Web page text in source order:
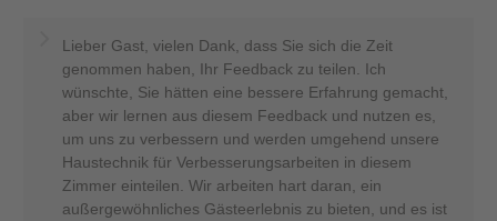
Lieber Gast, vielen Dank, dass Sie sich die Zeit
genommen haben, Ihr Feedback zu teilen. Ich
wünschte, Sie hätten eine bessere Erfahrung gemacht,
aber wir lernen aus diesem Feedback und nutzen es,
um uns zu verbessern und werden umgehend unsere
Haustechnik für Verbesserungsarbeiten in diesem
Zimmer einteilen. Wir arbeiten hart daran, ein
außergewöhnliches Gästeerlebnis zu bieten, und es ist